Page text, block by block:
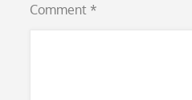
Comment *